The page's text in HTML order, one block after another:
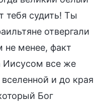
тебя судить! Ты
отвергали
не менее, факт
Иисусом все же
и до края
Бог